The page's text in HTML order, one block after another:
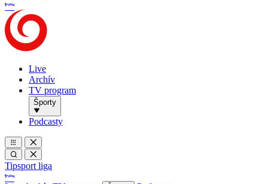
Live
Archív
TV program
Športy
Podcasty
Tipsport liga